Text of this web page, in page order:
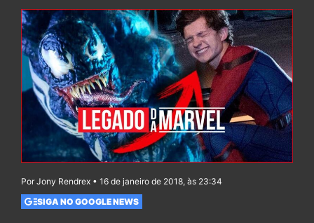
Por Jony Rendrex • 16 de janeiro de 2018, às 23:34
SIGA NO GOOGLE NEWS